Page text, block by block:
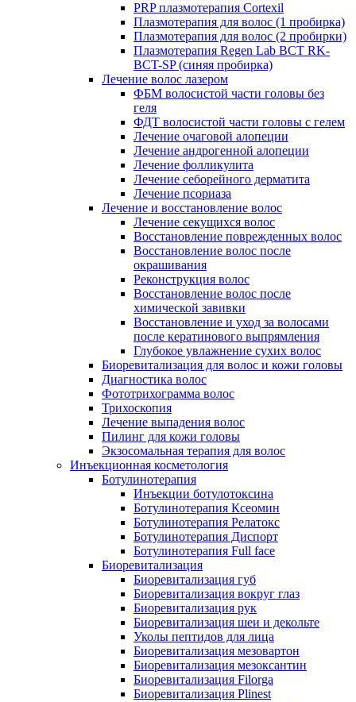
PRP плазмотерапия Cortexil
Плазмотерапия для волос (1 пробирка)
Плазмотерапия для волос (2 пробирки)
Плазмотерапия Regen Lab BCT RK-
BCT-SP (синяя пробирка)
Лечение волос лазером
ФБМ волосистой части головы без
геля
ФДТ волосистой части головы с гелем
Лечение очаговой алопеции
Лечение андрогенной алопеции
Лечение фолликулита
Лечение себорейного дерматита
Лечение псориаза
Лечение и восстановление волос
Лечение секущихся волос
Восстановление поврежденных волос
Восстановление волос после
окрашивания
Реконструкция волос
Восстановление волос после
химической завивки
Восстановление и уход за волосами
после кератинового выпрямления
Глубокое увлажнение сухих волос
Биоревитализация для волос и кожи головы
Диагностика волос
Фототрихограмма волос
Трихоскопия
Лечение выпадения волос
Пилинг для кожи головы
Экзосомальная терапия для волос
Инъекционная косметология
Ботулинотерапия
Инъекции ботулотоксина
Ботулинотерапия Ксеомин
Ботулинотерапия Релатокс
Ботулинотерапия Диспорт
Ботулинотерапия Full face
Биоревитализация
Биоревитализация губ
Биоревитализация вокруг глаз
Биоревитализация рук
Биоревитализация шеи и декольте
Уколы пептидов для лица
Биоревитализация мезовартон
Биоревитализация мезоксантин
Биоревитализация Filorga
Биоревитализация Plinest